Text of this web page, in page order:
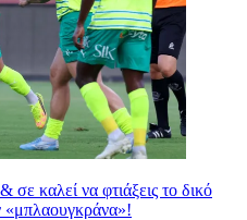
καλεί να φτιάξεις το δικό
«μπλαουγκράνα»!